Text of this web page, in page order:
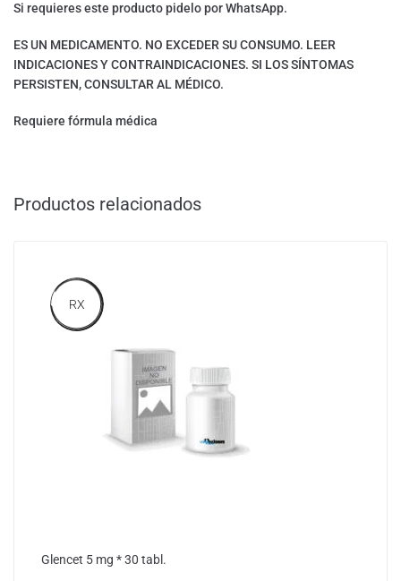
Si requieres este producto pidelo por WhatsApp.
ES UN MEDICAMENTO. NO EXCEDER SU CONSUMO. LEER
INDICACIONES Y CONTRAINDICACIONES. SI LOS SÍNTOMAS
PERSISTEN, CONSULTAR AL MÉDICO.
Requiere fórmula médica
Productos relacionados
RX
Glencet 5 mg * 30 tabl.